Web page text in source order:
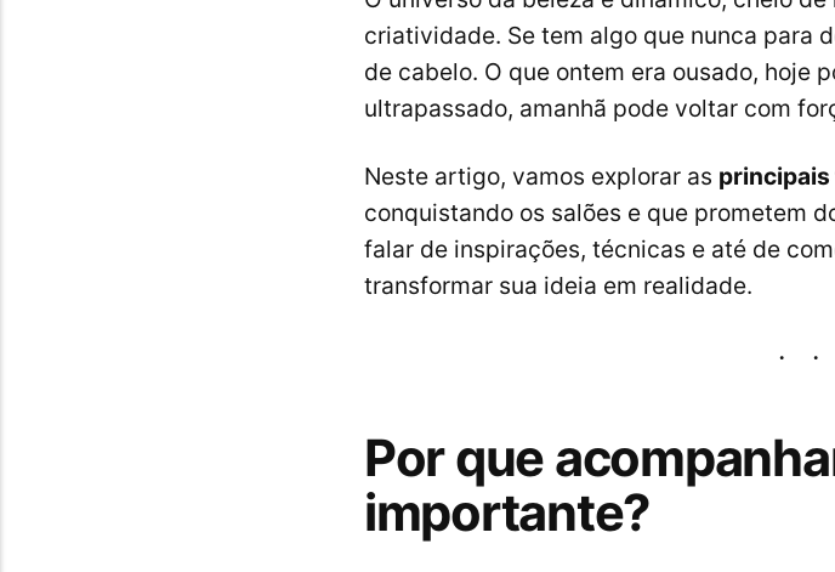
criatividade. Se tem algo que nunca para
de cabelo. O que ontem era ousado, hoje
ultrapassado, amanhã pode voltar com
Neste artigo, vamos explorar as principais
conquistando os salões e que prometem
falar de inspirações, técnicas e até de
transformar sua ideia em realidade.
Por que
importante?